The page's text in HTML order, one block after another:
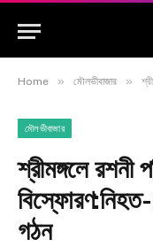
Home » মৌলভীবাজার »
মৌলভীবাজার
শ্রীমঙ্গলে রশনী
গঠন